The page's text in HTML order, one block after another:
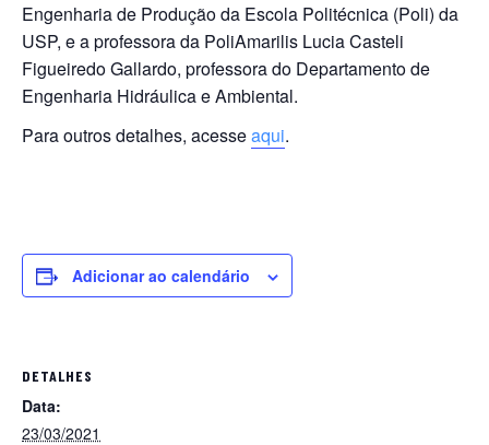
Engenharia de Produção da Escola Politécnica (Poli) da
USP, e a professora da PoliAmarilis Lucia Casteli
Figueiredo Gallardo, professora do Departamento de
Engenharia Hidráulica e Ambiental.
Para outros detalhes, acesseaqui.
Adicionar ao calendário
DETALHES
Data:
23/03/2021